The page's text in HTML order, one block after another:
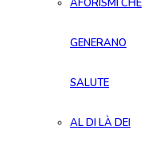
AFORISMI CHE
GENERANO
SALUTE
AL DI LÀ DEI